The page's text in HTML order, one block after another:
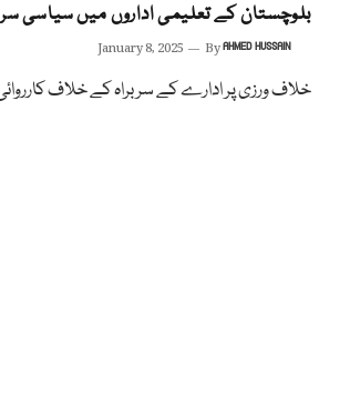
بلوچستان کے تعلیمی اداروں میں سیاسی
January 8, 2025 ByAHMED HUSSAIN
خلاف ورزی پر ادارے کے سربراہ کے خلاف